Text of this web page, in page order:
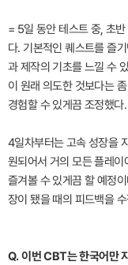
= 5일 동안 테스트 중, 초
다. 기본적인 퀘스트를 즐
과 제작의 기초를 느낄 수
이 원래 의도한 것보다는
경험할 수 있게끔 조정했다.
4일차부터는 고속 성장을
원되어서 거의 모든 플레
즐겨볼 수 있게끔 할 예정
장이 됐을 때의 피드백을
Q. 이번 CBT는 한국어만